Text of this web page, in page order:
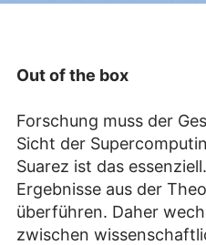
Out of the box
Forschung muss der
Sicht der
Suarez ist das
Ergebnisse aus der
überführen. Daher
zwischen